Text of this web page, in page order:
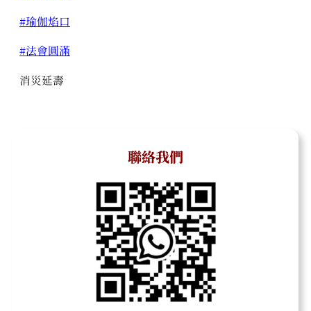
#瑜伽焰口
#法會圓滿
消災延壽
聯絡我們